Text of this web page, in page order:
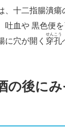
、十二指腸潰
吐血や 黒色便
に穴が開く 穿孔
せんこう
後に